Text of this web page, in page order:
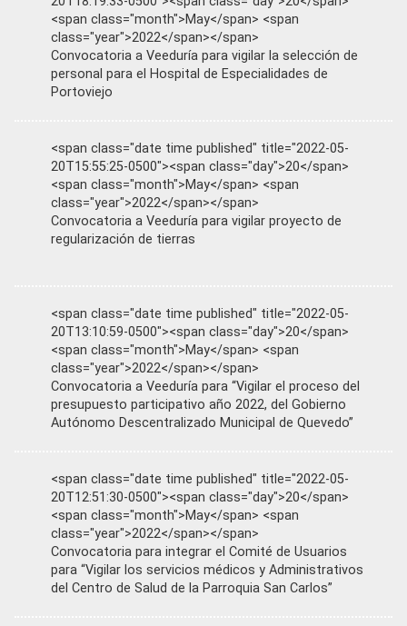
<span class="month">May</span> <span
class="year">2022</span></span>
Convocatoria a Veeduría para vigilar la selección de
personal para el Hospital de Especialidades de
Portoviejo
<span class="date time published" title="2022-05-
20T15:55:25-0500"><span class="day">20</span>
<span class="month">May</span> <span
class="year">2022</span></span>
Convocatoria a Veeduría para vigilar proyecto de
regularización de tierras
<span class="date time published" title="2022-05-
20T13:10:59-0500"><span class="day">20</span>
<span class="month">May</span> <span
class="year">2022</span></span>
Convocatoria a Veeduría para “Vigilar el proceso del
presupuesto participativo año 2022, del Gobierno
Autónomo Descentralizado Municipal de Quevedo”
<span class="date time published" title="2022-05-
20T12:51:30-0500"><span class="day">20</span>
<span class="month">May</span> <span
class="year">2022</span></span>
Convocatoria para integrar el Comité de Usuarios
para “Vigilar los servicios médicos y Administrativos
del Centro de Salud de la Parroquia San Carlos”